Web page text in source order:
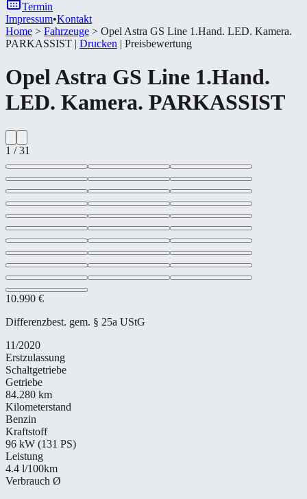
Termin
Impressum•Kontakt
Home > Fahrzeuge > Opel Astra GS Line 1.Hand. LED. Kamera.
PARKASSIST | Drucken | Preisbewertung
OpelAstra GS Line 1.Hand.
LED. Kamera. PARKASSIST
1 /31
10.990 €
Differenzbest. gem. § 25a UStG
11/2020
Erstzulassung
Schaltgetriebe
Getriebe
84.280 km
Kilometerstand
Benzin
Kraftstoff
96 kW (131 PS)
Leistung
4.4 l/100km
Verbrauch Ø